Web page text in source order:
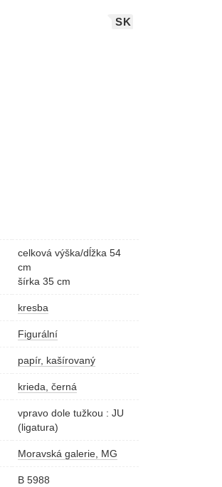
SK
celková výška/dĺžka 54
cm
šírka 35 cm
kresba
Figurální
papír, kašírovaný
krieda, černá
vpravo dole tužkou : JU
(ligatura)
Moravská galerie, MG
B 5988